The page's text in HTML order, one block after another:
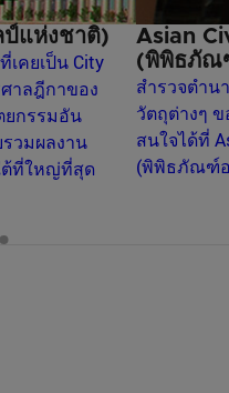
แห่งชาติ)
คยเป็น City
าลฎีกาของ
ยกรรมอัน
วมผลงาน
ต้ที่ใหญ่ที่สุด
Asian
(พิพิธภัณ
สำรวจตำน
วัตถุต่างๆ
สนใจได้ที่
(พิพิธภัณฑ์อ